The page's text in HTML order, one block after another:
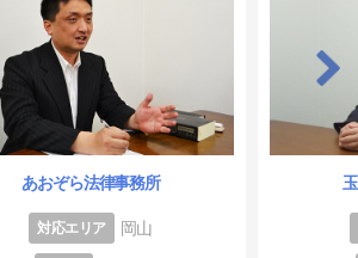
あおぞら法律事務所
対応エリア 岡山